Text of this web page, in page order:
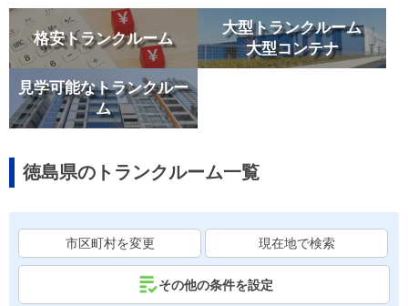
格安トランクルーム
大型トランクルーム
大型コンテナ
見学可能なトランクルー
ム
徳島県のトランクルーム一覧
市区町村を変更 現在地で検索
その他の条件を設定